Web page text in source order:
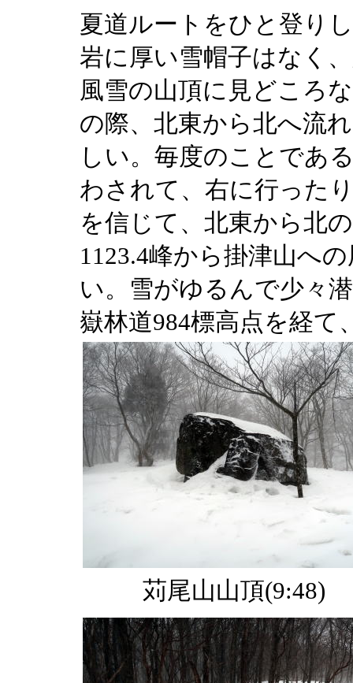
夏道ルートをひと登り
岩に厚い雪帽子はなく
風雪の山頂に見どころ
の際、北東から北へ流
しい。毎度のことであ
わされて、右に行った
を信じて、北東から北
1123.4峰から掛津山へ
い。雪がゆるんで少々
嶽林道984標高点を経て
苅尾山山頂(9:48)